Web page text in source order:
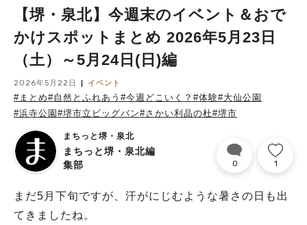
【堺・泉北】今週末のイベント＆おで
かけスポットまとめ 2026年5月23日
（土）～5月24日(日)編
2026年5月22日 イベント
#まとめ#自然とふれあう #今週どこいく？ #体験#大仙公園
#浜寺公園 #堺市立ビッグバン#さかい利晶の杜#堺市
まちっと堺・泉北
まちっと堺・泉北編
集部
0 1
まだ5月下旬ですが、汗がにじむような暑さの日も出
てきましたね。